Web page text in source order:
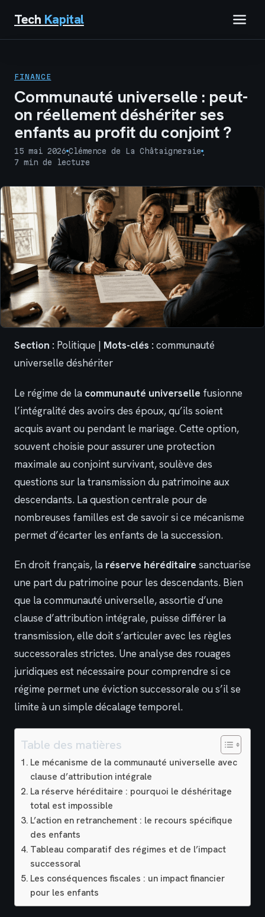
Tech Kapital
BUSINESS
MARKETING
FINANCE
Communauté universelle : peut-
on réellement déshériter ses
enfants au profit du conjoint ?
15 mai 2026
·
Clémence de La Châtaigneraie
·
7 min de lecture
Section : Politique | Mots-clés :communauté
universelle déshériter
Le régime de la communauté universelle fusionne
l’intégralité des avoirs des époux, qu’ils soient
acquis avant ou pendant le mariage. Cette option,
souvent choisie pour assurer une protection
maximale au conjoint survivant, soulève des
questions sur la transmission du patrimoine aux
descendants. La question centrale pour de
nombreuses familles est de savoir si ce mécanisme
permet d’écarter les enfants de la succession.
En droit français, la réserve héréditaire sanctuarise
une part du patrimoine pour les descendants. Bien
que la communauté universelle, assortie d’une
clause d’attribution intégrale, puisse différer la
transmission, elle doit s’articuler avec les règles
successorales strictes. Une analyse des rouages
juridiques est nécessaire pour comprendre si ce
régime permet une éviction successorale ou s’il se
limite à un simple décalage temporel.
Table des matières
Le mécanisme de la communauté universelle avec
clause d’attribution intégrale
La réserve héréditaire : pourquoi le déshéritage
total est impossible
L’action en retranchement : le recours spécifique
des enfants
Tableau comparatif des régimes et de l’impact
successoral
Les conséquences fiscales : un impact financier
pour les enfants